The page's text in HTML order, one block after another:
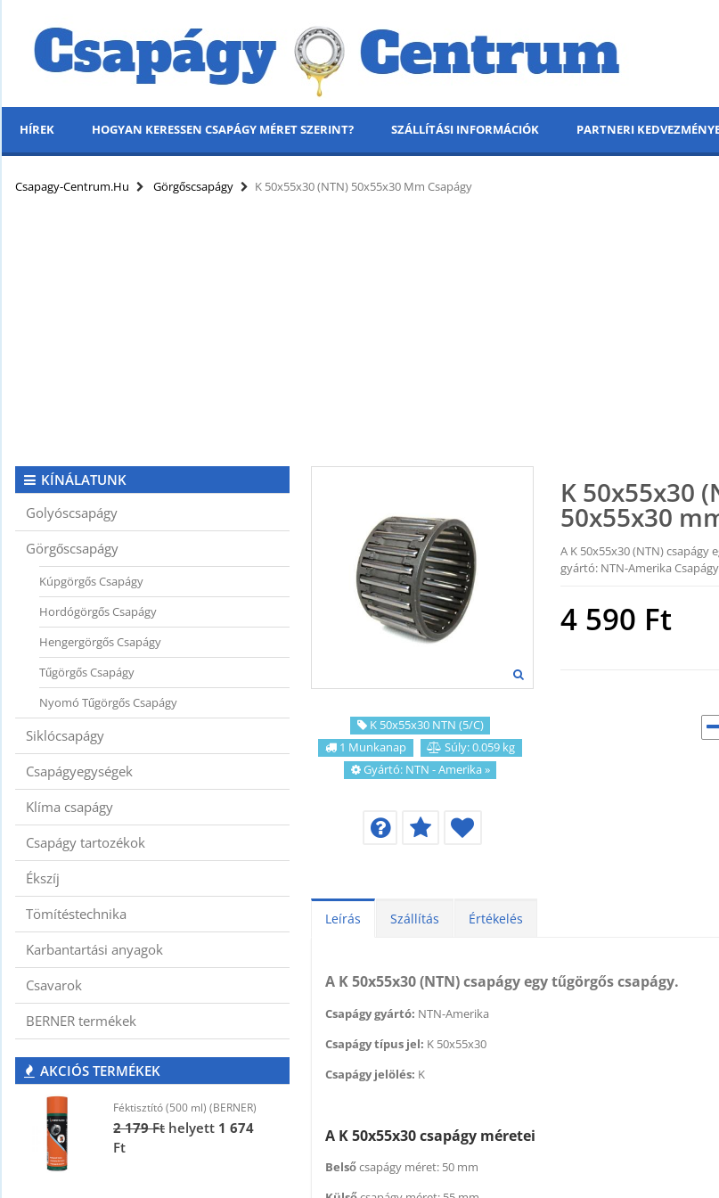
HÍREK HOGYAN KERESSEN CSAPÁGY MÉRET SZERINT? SZÁLLÍTÁSI INFORMÁCIÓK PARTNERI
MENÜ
Csapagy-Centrum.hu Görgőscsapágy K 50x55x30 (NTN) 50x55x30 Mm Csapágy
K 50x55x30 NTN (5/C)
1 Munkanap
Súly: 0.059 kg
Gyártó: NTN - Amerika»
K 50x55x30
50x55x30
A K 50x55x30 (NTN) csapágy
gyártó: NTN-Amerika
4 590 Ft
Leírás Szállítás Értékelés
A K 50x55x30 (NTN) csapágy egy tűgörgős csapágy.
Csapágy gyártó: NTN-Amerika
Csapágy típus jel: K 50x55x30
Csapágy jelölés: K
A K 50x55x30 csapágy méretei
Belsőcsapágy méret: 50 mm
KÍNÁLATUNK
Golyóscsapágy
Görgőscsapágy
Kúpgörgős Csapágy
Hordógörgős Csapágy
Hengergörgős Csapágy
Tűgörgős Csapágy
Nyomó Tűgörgős Csapágy
Siklócsapágy
Csapágyegységek
Klíma csapágy
Csapágy tartozékok
Ékszíj
Tömítéstechnika
Karbantartási anyagok
Csavarok
BERNER termékek
AKCIÓS TERMÉKEK
Féktisztító (500 ml) (BERNER)
2 179 Ft helyett 1 674
Ft
2 179 helyett 1 674